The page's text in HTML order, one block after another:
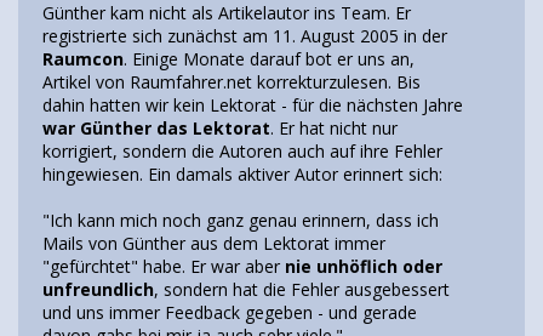
Günther kam nicht als Artikelautor ins Team. Er
registrierte sich zunächst am 11. August 2005 in der
Raumcon. Einige Monate darauf bot er uns an,
Artikel von Raumfahrer.net korrekturzulesen. Bis
dahin hatten wir kein Lektorat - für die nächsten Jahre
war Günther das Lektorat. Er hat nicht nur
korrigiert, sondern die Autoren auch auf ihre Fehler
hingewiesen. Ein damals aktiver Autor erinnert sich:
"Ich kann mich noch ganz genau erinnern, dass ich
Mails von Günther aus dem Lektorat immer
"gefürchtet" habe. Er war aber nie unhöflich oder
unfreundlich, sondern hat die Fehler ausgebessert
und uns immer Feedback gegeben - und gerade